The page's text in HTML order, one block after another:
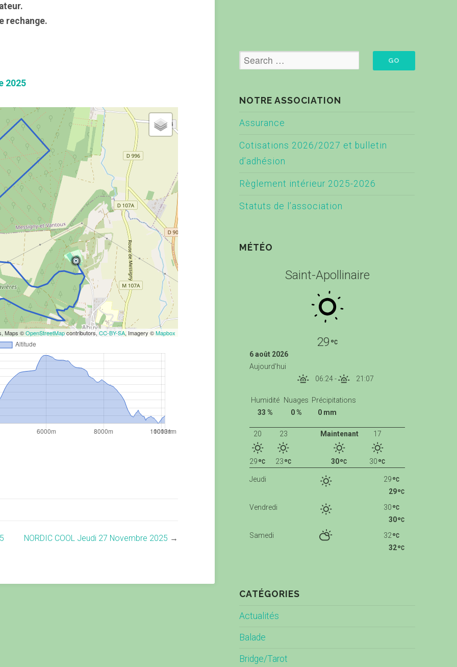
rechange.
2025
Maps ©OpenStreetMapcontributors,CC-BY-SA, Imagery ©Mapbox
NORDIC COOL Jeudi 27 Novembre 2025 →
NOTRE ASSOCIATION
Assurance
Cotisations 2026/2027 et bulletin
d’adhésion
Règlement intérieur 2025-2026
Statuts de l’association
MÉTÉO
Saint-Apollinaire
29
6 août 2026
Aujourd'hui
06:24- 21:07
Humidité
33 %
Nuages
0 %
Précipitations
0 mm
Maintenant
30
17
30
20
29
23
23
Jeudi
29
29
Vendredi
30
30
Samedi
32
32
CATÉGORIES
Actualités
Balade
Bridge/Tarot